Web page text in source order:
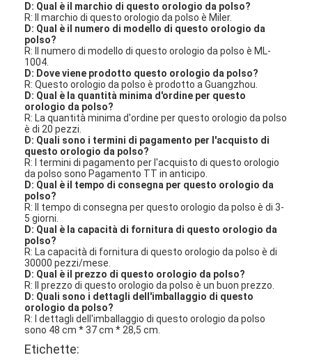
D: Qual è il marchio di questo orologio da polso?
R: Il marchio di questo orologio da polso è Miler.
D: Qual è il numero di modello di questo orologio da
polso?
R: Il numero di modello di questo orologio da polso è ML-
1004.
D: Dove viene prodotto questo orologio da polso?
R: Questo orologio da polso è prodotto a Guangzhou.
D: Qual è la quantità minima d'ordine per questo
orologio da polso?
R: La quantità minima d'ordine per questo orologio da polso
è di 20 pezzi.
D: Quali sono i termini di pagamento per l'acquisto di
questo orologio da polso?
R: I termini di pagamento per l'acquisto di questo orologio
da polso sono Pagamento TT in anticipo.
D: Qual è il tempo di consegna per questo orologio da
polso?
R: Il tempo di consegna per questo orologio da polso è di 3-
5 giorni.
D: Qual è la capacità di fornitura di questo orologio da
polso?
R: La capacità di fornitura di questo orologio da polso è di
30000 pezzi/mese.
D: Qual è il prezzo di questo orologio da polso?
R: Il prezzo di questo orologio da polso è un buon prezzo.
D: Quali sono i dettagli dell'imballaggio di questo
orologio da polso?
R: I dettagli dell'imballaggio di questo orologio da polso
sono 48 cm * 37 cm * 28,5 cm.
Etichette: